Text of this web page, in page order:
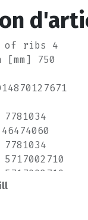
of ribs 4
[mm] 750
7781034
7781034
5717002710
5717002710